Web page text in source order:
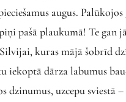
augus. Palūkojos
pašā plaukumā! Te gan
kuras mājā šobrīd
iekoptā dārza labumus
dzinumus, uzcepu sviestā –